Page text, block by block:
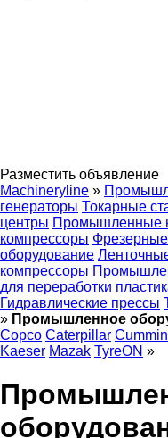
Разместить объявление
Machineryline »
генераторы Токарные
центры Промышленные
компрессоры Фрезерные
оборудование
компрессоры
для переработки
Гидравлические прессы
» Промышленное
Copco Caterpillar
Kaeser Mazak TyreON »